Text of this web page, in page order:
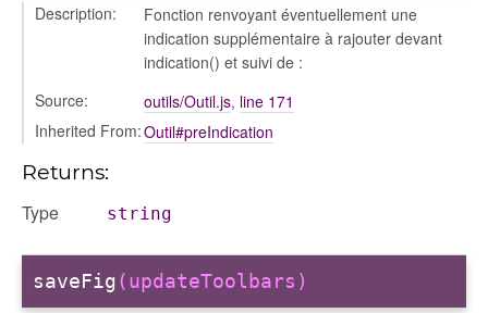
Description:
Fonction renvoyant éventuellement une
indication supplémentaire à rajouter devant
indication() et suivi de :
Source:
outils/Outil.js, line 171
Inherited From:Outil#preIndication
Returns:
Type string
saveFig(updateToolbars)